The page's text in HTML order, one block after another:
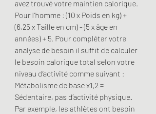
avez trouvé votre maintien calorique.
Pour l’homme : (10 x Poids en kg) +
(6,25 x Taille en cm) - (5 x âge en
années) + 5. Pour compléter votre
analyse de besoin il suffit de calculer
le besoin calorique total selon votre
niveau d’activité comme suivant :
Métabolisme de base x1,2 =
Sédentaire, pas d’activité physique.
Par exemple, les athlètes ont besoin